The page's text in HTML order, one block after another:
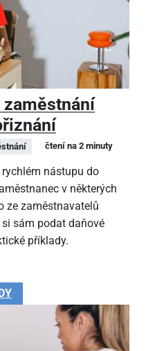
zaměstnání
čtení na 2 minuty
nástupu do
v některých
ze zaměstnavatelů
sám podat daňové
příklady.